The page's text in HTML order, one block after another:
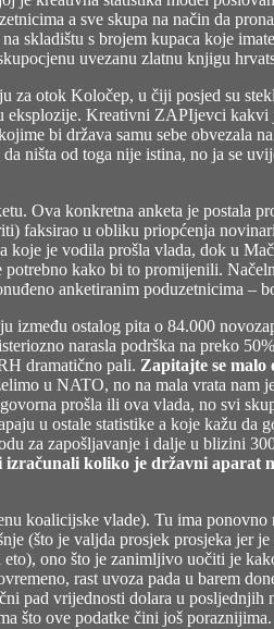
a sve skupa na način da
skladištu s brojem kupaca koje
uvezanu zlatnu knjigu
otok Koločep, u čiji posjed su
Kreativni ZAPIjevci
bi država samu sebe obvezala
ništa od toga nije istina, no ja se
. Ova konkretna anketa je postala
faksirao u obliku priopćenja
koje je vodila prošla vlada, dok u
kako bi to promijenili.
anketiranim poduzetnicima –
ostalog pita o 84.000
narasla podrška na preko
dramatično pali. Zapitajte se
u NATO, no na mala vrata
prošla ili ova vlada, no svi
u ostale statistike a koje kažu
za zapošljavanje i dalje u blizini
izračunali koliko je državni aparat
koalicijske vlade). Tu ima
(što je valjda prosjek prosjeka jer
ono što je zanimljivo uočiti je
rast uvoza pada u barem
pad vrijednosti dolara u
što ove podatke čini još poraznijima.